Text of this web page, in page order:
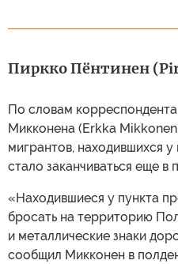
Пиркко Пёнтинен
По словам
Микконена (Erkka
мигрантов, находившихся
стало заканчиваться еще в
«Находившиеся у пункта
бросать на территорию
и металлические знаки
сообщил Микконен в